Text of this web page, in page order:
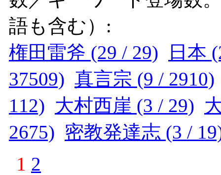
語も含む）:
権田雷斧 (29 / 29)
日本
37509) 真言宗 (9 / 2910)
112) 大村西崖 (3 / 29)
2675) 密教発達志 (3 /
1 2